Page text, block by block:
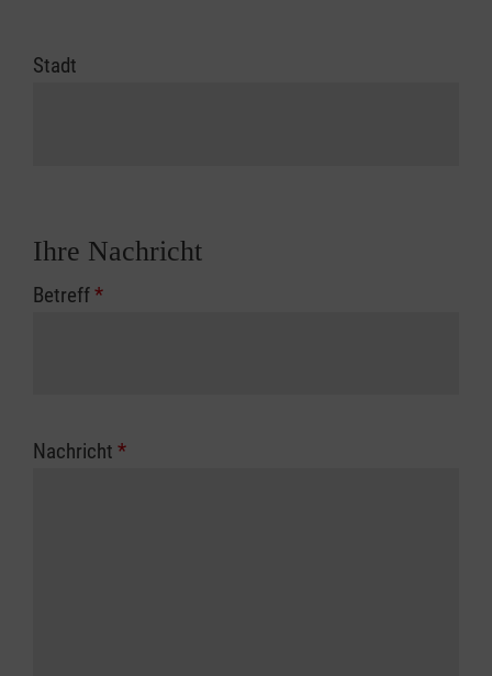
Stadt
Ihre Nachricht
Betreff*
Nachricht *